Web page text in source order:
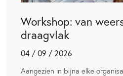
Workshop: van
draagvlak
04 / 09 / 2026
Aangezien in bijna elke